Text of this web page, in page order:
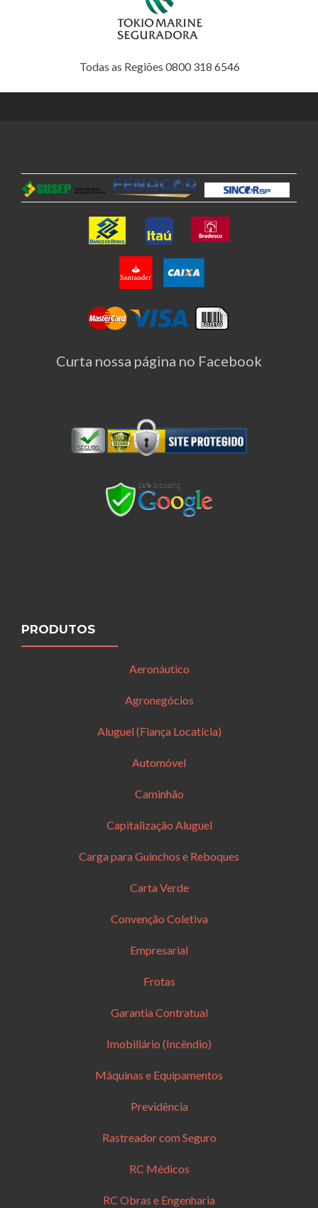
Todas as Regiões 0800 318 6546
Curta nossa página no Facebook
PRODUTOS
Aeronáutico
Agronegócios
Aluguel (Fiança Locatícia)
Automóvel
Caminhão
Capitalização Aluguel
Carga para Guinchos e Reboques
Carta Verde
Convenção Coletiva
Empresarial
Frotas
Garantia Contratual
Imobiliário (Incêndio)
Máquinas e Equipamentos
Previdência
Rastreador com Seguro
RC Médicos
RC Obras e Engenharia